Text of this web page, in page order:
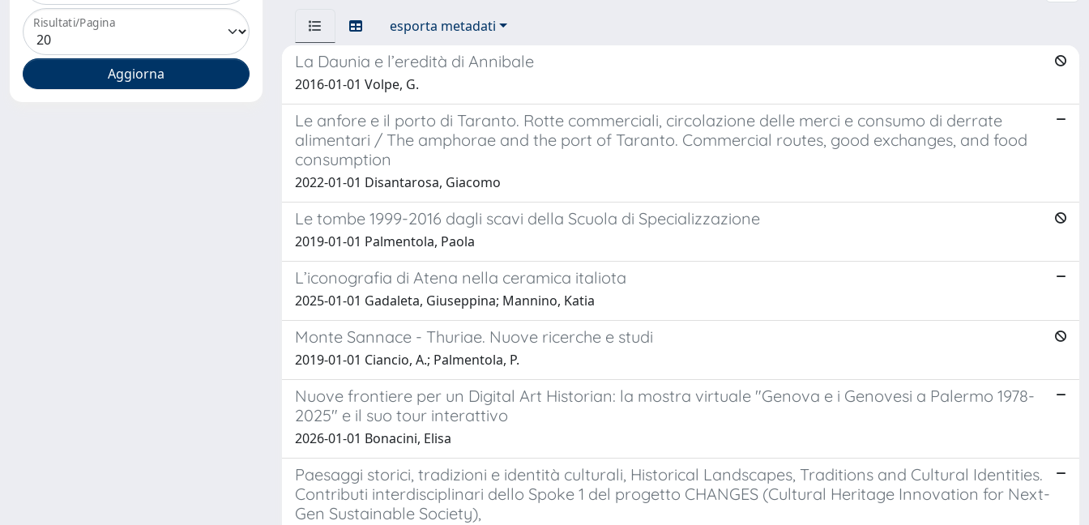
Risultati/Pagina esporta metadati
La Daunia e l’eredità di Annibale
2016-01-01 Volpe, G.
Le anfore e il porto di Taranto. Rotte commerciali, circolazione delle merci e consumo di derrate
alimentari / The amphorae and the port of Taranto. Commercial routes, good exchanges, and food
consumption
2022-01-01 Disantarosa, Giacomo
Le tombe 1999-2016 dagli scavi della Scuola di Specializzazione
2019-01-01 Palmentola, Paola
L’iconografia di Atena nella ceramica italiota
2025-01-01 Gadaleta, Giuseppina; Mannino, Katia
Monte Sannace - Thuriae. Nuove ricerche e studi
2019-01-01 Ciancio, A.; Palmentola, P.
Nuove frontiere per un Digital Art Historian: la mostra virtuale "Genova e i Genovesi a Palermo 1978-
2025" e il suo tour interattivo
2026-01-01 Bonacini, Elisa
Paesaggi storici, tradizioni e identità culturali, Historical Landscapes, Traditions and Cultural Identities.
Contributi interdisciplinari dello Spoke 1 del progetto CHANGES (Cultural Heritage Innovation for Next-
Gen Sustainable Society),